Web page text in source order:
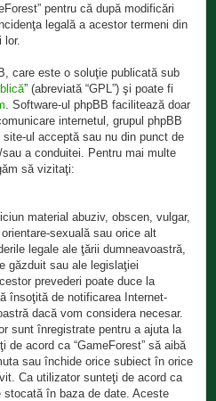
pentru că după modificări
legală a acestor termeni din
care este o soluţie publicată sub
” (abreviată “GPL”) şi poate fi
. Software-ul phpBB facilitează doar
internetul, grupul phpBB
ul acceptă sau nu din punct de
a conduitei. Pentru mai multe
să vizitaţi:
material abuziv, obscen, vulgar,
sexuală sau orice alt
legale ale ţării dumneavoastră,
găzduit sau ale legislaţiei
prevederi poate duce la
însoţită de notificarea Internet-
dacă vom considera necesar.
sunt înregistrate pentru a ajuta la
acord ca “GameForest” să aibă
sau închide orice subiect în orice
Ca utilizator sunteţi de acord ca
în baza de date. Aceste